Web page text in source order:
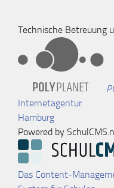
Technische Betreuung
Internetagentur
Hamburg
Powered by
Das Content-